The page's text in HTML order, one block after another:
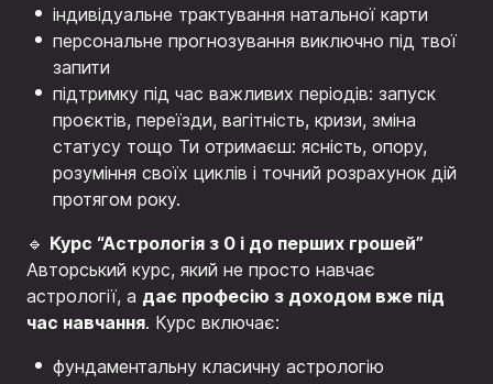
індивідуальне трактування натальної карти
персональне прогнозування виключно під твої
запити
підтримку під час важливих періодів: запуск
проєктів, переїзди, вагітність, кризи, зміна
статусу тощо Ти отримаєш: ясність, опору,
розуміння своїх циклів і точний розрахунок дій
протягом року.
🔹 Курс “Астрологія з 0 і до перших грошей”
Авторський курс, який не просто навчає
астрології, а дає професію з доходом вже під
час навчання. Курс включає:
фундаментальну класичну астрологію